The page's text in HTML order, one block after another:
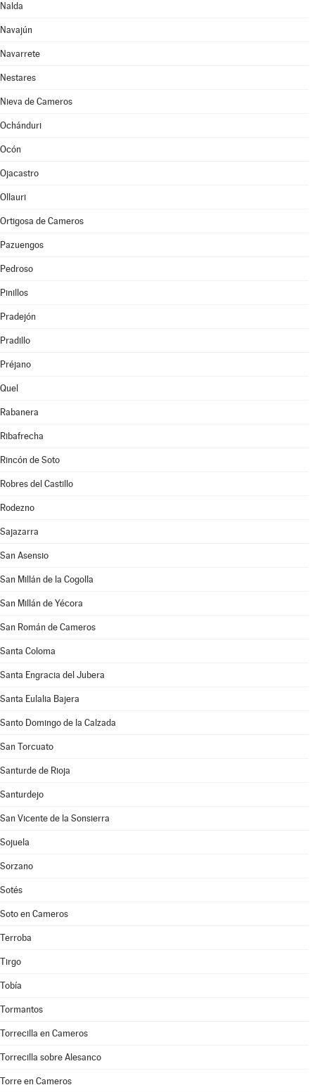
Nalda
Navajún
Navarrete
Nestares
Nieva de Cameros
Ochánduri
Ocón
Ojacastro
Ollauri
Ortigosa de Cameros
Pazuengos
Pedroso
Pinillos
Pradejón
Pradillo
Préjano
Quel
Rabanera
Ribafrecha
Rincón de Soto
Robres del Castillo
Rodezno
Sajazarra
San Asensio
San Millán de la Cogolla
San Millán de Yécora
San Román de Cameros
Santa Coloma
Santa Engracia del Jubera
Santa Eulalia Bajera
Santo Domingo de la Calzada
San Torcuato
Santurde de Rioja
Santurdejo
San Vicente de la Sonsierra
Sojuela
Sorzano
Sotés
Soto en Cameros
Terroba
Tirgo
Tobía
Tormantos
Torrecilla en Cameros
Torrecilla sobre Alesanco
Torre en Cameros